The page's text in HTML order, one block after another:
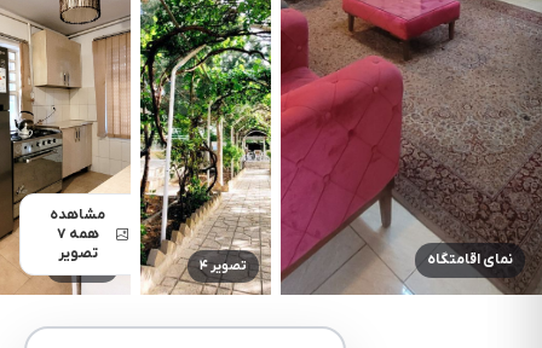
نمای اقامتگاه تصویر ۴ تصویر ۵
مشاهده
همه ۷
تصویر